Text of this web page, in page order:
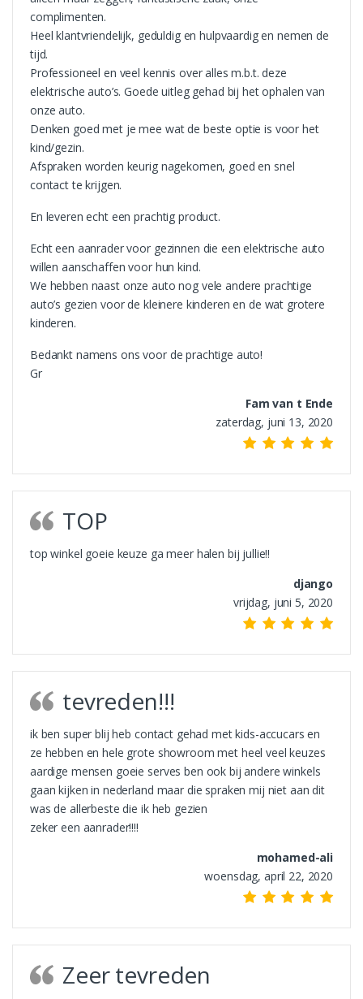
complimenten.
Heel klantvriendelijk, geduldig en hulpvaardig en nemen de
tijd.
Professioneel en veel kennis over alles m.b.t. deze
elektrische auto’s. Goede uitleg gehad bij het ophalen van
onze auto.
Denken goed met je mee wat de beste optie is voor het
kind/gezin.
Afspraken worden keurig nagekomen, goed en snel
contact te krijgen.
En leveren echt een prachtig product.
Echt een aanrader voor gezinnen die een elektrische auto
willen aanschaffen voor hun kind.
We hebben naast onze auto nog vele andere prachtige
auto’s gezien voor de kleinere kinderen en de wat grotere
kinderen.
Bedankt namens ons voor de prachtige auto!
Gr
Fam van t Ende
zaterdag, juni 13, 2020
TOP
top winkel goeie keuze ga meer halen bij jullie!!
django
vrijdag, juni 5, 2020
tevreden!!!
ik ben super blij heb contact gehad met kids-accucars en
ze hebben en hele grote showroom met heel veel keuzes
aardige mensen goeie serves ben ook bij andere winkels
gaan kijken in nederland maar die spraken mij niet aan dit
was de allerbeste die ik heb gezien
zeker een aanrader!!!!
mohamed-ali
woensdag, april 22, 2020
Zeer tevreden